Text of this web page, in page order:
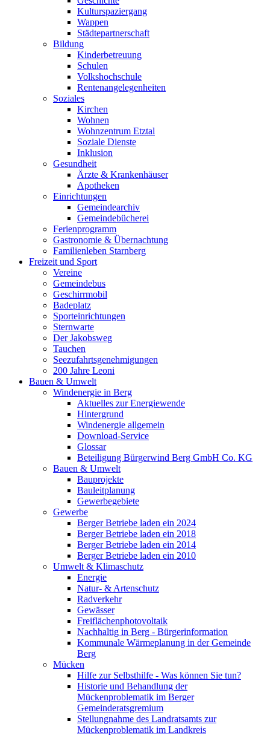
Kulturspaziergang
Wappen
Städtepartnerschaft
Bildung
Kinderbetreuung
Schulen
Volkshochschule
Rentenangelegenheiten
Soziales
Kirchen
Wohnen
Wohnzentrum Etztal
Soziale Dienste
Inklusion
Gesundheit
Ärzte & Krankenhäuser
Apotheken
Einrichtungen
Gemeindearchiv
Gemeindebücherei
Ferienprogramm
Gastronomie & Übernachtung
Familienleben Starnberg
Freizeit und Sport
Vereine
Gemeindebus
Geschirrmobil
Badeplatz
Sporteinrichtungen
Sternwarte
Der Jakobsweg
Tauchen
Seezufahrtsgenehmigungen
200 Jahre Leoni
Bauen & Umwelt
Windenergie in Berg
Aktuelles zur Energiewende
Hintergrund
Windenergie allgemein
Download-Service
Glossar
Beteiligung Bürgerwind Berg GmbH Co. KG
Bauen & Umwelt
Bauprojekte
Bauleitplanung
Gewerbegebiete
Gewerbe
Berger Betriebe laden ein 2024
Berger Betriebe laden ein 2018
Berger Betriebe laden ein 2014
Berger Betriebe laden ein 2010
Umwelt & Klimaschutz
Energie
Natur- & Artenschutz
Radverkehr
Gewässer
Freiflächenphotovoltaik
Nachhaltig in Berg - Bürgerinformation
Kommunale Wärmeplanung in der Gemeinde
Berg
Mücken
Hilfe zur Selbsthilfe - Was können Sie tun?
Historie und Behandlung der
Mückenproblematik im Berger
Gemeinderatsgremium
Stellungnahme des Landratsamts zur
Mückenproblematik im Landkreis